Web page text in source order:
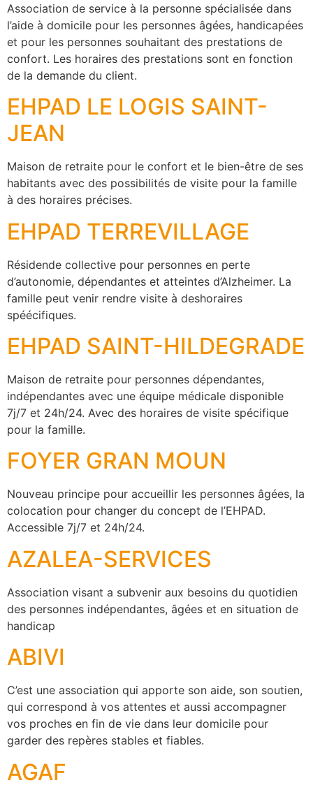
Association de service à la personne spécialisée dans
l’aide à domicile pour les personnes âgées, handicapées
et pour les personnes souhaitant des prestations de
confort. Les horaires des prestations sont en fonction
de la demande du client.
EHPAD LE LOGIS SAINT-
JEAN
Maison de retraite pour le confort et le bien-être de ses
habitants avec des possibilités de visite pour la famille
à des horaires précises.
EHPAD TERREVILLAGE
Résidende collective pour personnes en perte
d’autonomie, dépendantes et atteintes d’Alzheimer. La
famille peut venir rendre visite à deshoraires
spéécifiques.
EHPAD SAINT-HILDEGRADE
Maison de retraite pour personnes dépendantes,
indépendantes avec une équipe médicale disponible
7j/7 et 24h/24. Avec des horaires de visite spécifique
pour la famille.
FOYER GRAN MOUN
Nouveau principe pour accueillir les personnes âgées, la
colocation pour changer du concept de l’EHPAD.
Accessible 7j/7 et 24h/24.
AZALEA-SERVICES
Association visant a subvenir aux besoins du quotidien
des personnes indépendantes, âgées et en situation de
handicap
ABIVI
C’est une association qui apporte son aide, son soutien,
qui correspond à vos attentes et aussi accompagner
vos proches en fin de vie dans leur domicile pour
garder des repères stables et fiables.
AGAF